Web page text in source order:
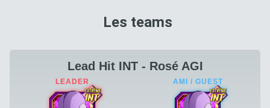
Les teams
Lead Hit INT - Rosé AGI